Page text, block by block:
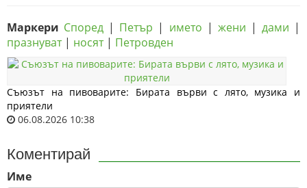
Маркери Според | Петър | името | жени | дами |
празнуват| носят| Петровден
Съюзът на пивоварите: Бирата върви с лято, музика и
приятели
06.08.2026 10:38
Коментирай
Име